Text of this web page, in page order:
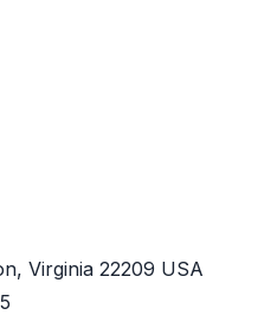
Virginia 22209 USA